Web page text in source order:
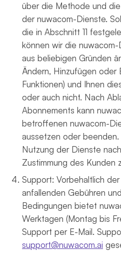
über die Methode und
der nuwacom-Dienste.
die in Abschnitt 11
können wir die
aus beliebigen Gründen
Ändern, Hinzufügen oder
Funktionen) und Ihnen
oder auch nicht. Nach
Abonnements kann
betroffenen nuwacom-
aussetzen oder
Nutzung der Dienste
Zustimmung des Kunden
Support: Vorbehaltlich
anfallenden Gebühren
Bedingungen bietet
Werktagen (Montag bis
Support per E-Mail.
support@nuwacom.ai